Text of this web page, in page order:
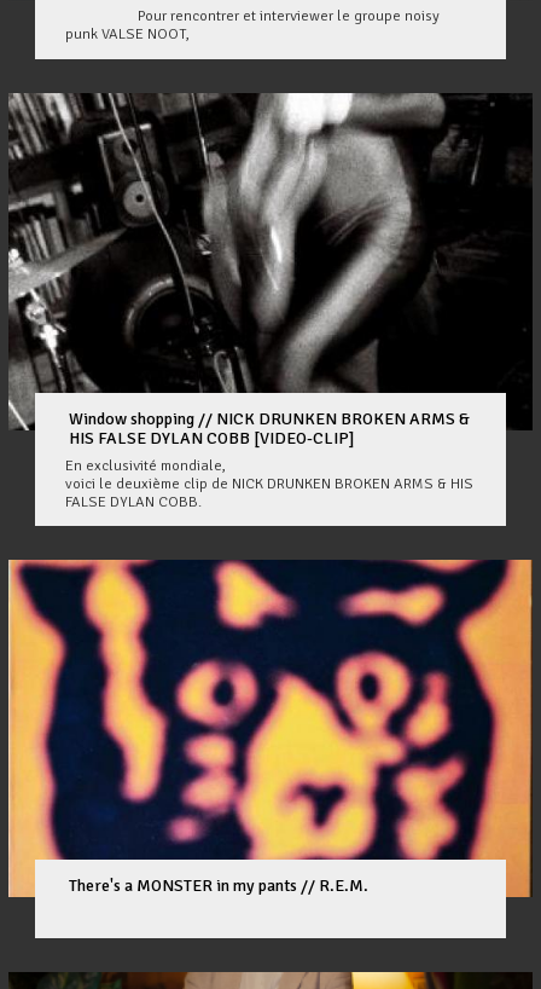
Pour rencontrer et interviewer le groupe noisy
punk VALSE NOOT,
Window shopping // NICK DRUNKEN BROKEN ARMS &
HIS FALSE DYLAN COBB [VIDEO-CLIP]
En exclusivité mondiale,
voici le deuxième clip de NICK DRUNKEN BROKEN ARMS & HIS
FALSE DYLAN COBB.
There's a MONSTER in my pants // R.E.M.